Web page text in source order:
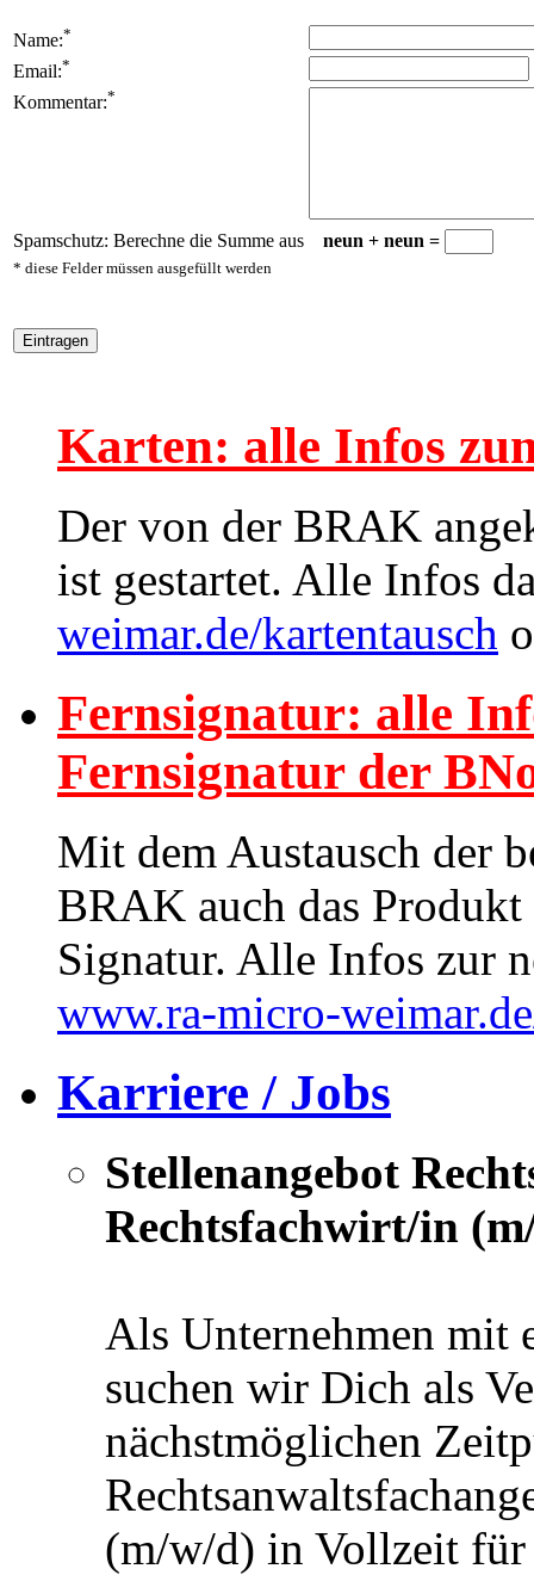
Name:*
Email:*
Kommentar:*
Spamschutz: Berechne die Summe aus neun + neun =
* diese Felder müssen ausgefüllt werden
Karten: alle Infos
Der von der BRAK
ist gestartet. Alle Infos
weimar.de/kartentausch
Fernsignatur: alle
Fernsignatur der
Mit dem Austausch der
BRAK auch das
Signatur. Alle Infos zur
www.ra-micro-
Karriere / Jobs
Stellenangebot
Rechtsfachwirt/in
Als Unternehmen mit
suchen wir Dich als
nächstmöglichen
(m/w/d) in Vollzeit für